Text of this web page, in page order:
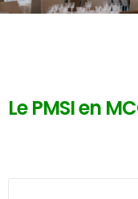
Le PMSI en